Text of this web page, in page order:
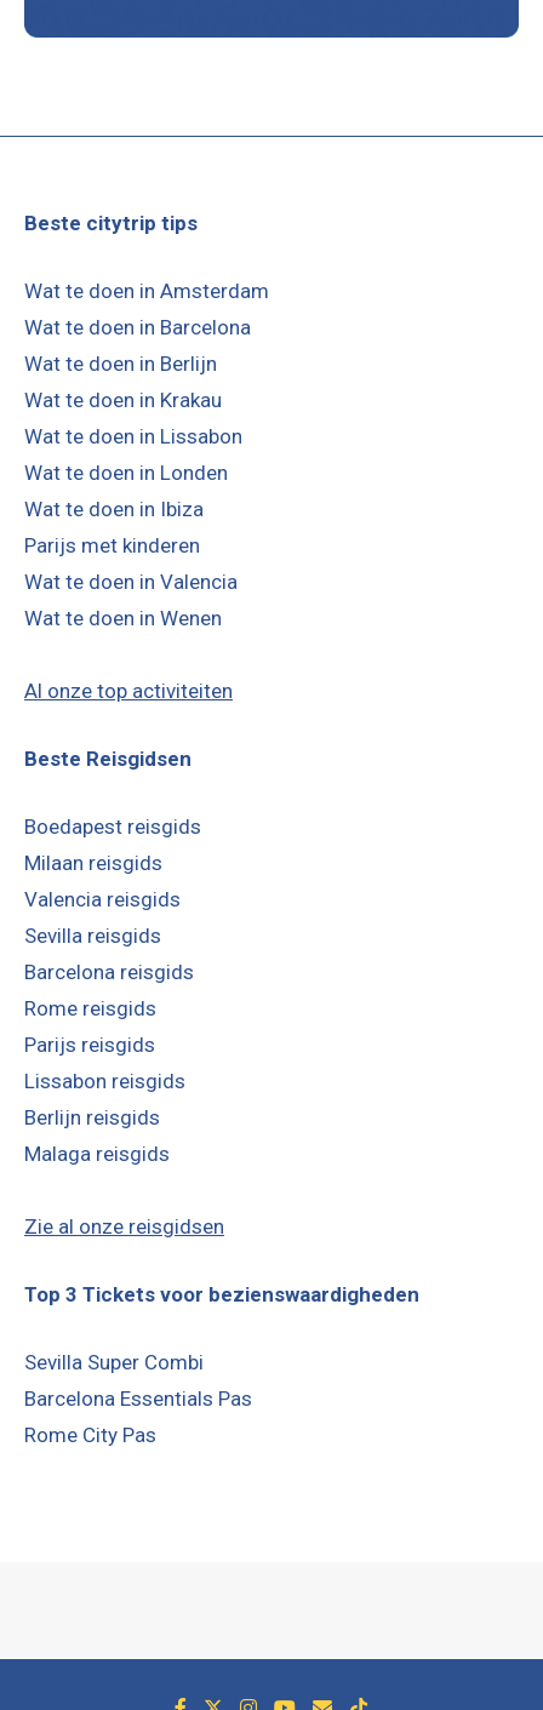
Beste citytrip tips
Wat te doen in Amsterdam
Wat te doen in Barcelona
Wat te doen in Berlijn
Wat te doen in Krakau
Wat te doen in Lissabon
Wat te doen in Londen
Wat te doen in Ibiza
Parijs met kinderen
Wat te doen in Valencia
Wat te doen in Wenen
Al onze top activiteiten
Beste Reisgidsen
Boedapest reisgids
Milaan reisgids
Valencia reisgids
Sevilla reisgids
Barcelona reisgids
Rome reisgids
Parijs reisgids
Lissabon reisgids
Berlijn reisgids
Malaga reisgids
Zie al onze reisgidsen
Top 3 Tickets voor bezienswaardigheden
Sevilla Super Combi
Barcelona Essentials Pas
Rome City Pas